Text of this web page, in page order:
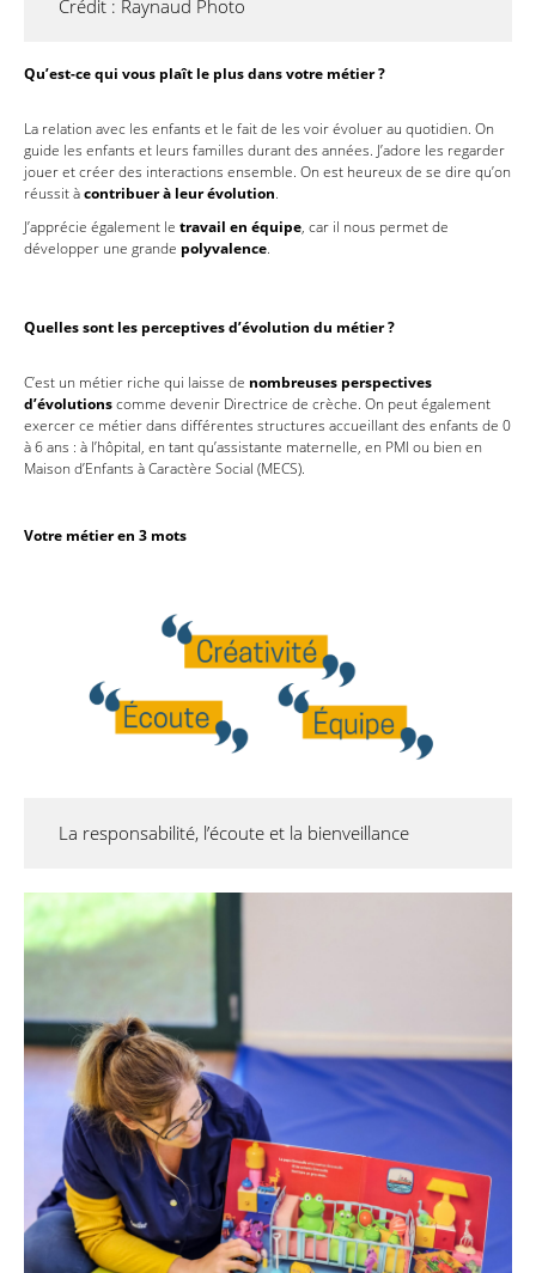
Crédit : Raynaud Photo
Qu’est-ce qui vous plaît le plus dans votre métier ?
La relation avec les enfants et le fait de les voir évoluer au quotidien. On
guide les enfants et leurs familles durant des années. J’adore les regarder
jouer et créer des interactions ensemble. On est heureux de se dire qu’on
réussit àcontribuer à leur évolution.
J’apprécie également le travail en équipe, car il nous permet de
développer une grande polyvalence.
Quelles sont les perceptives d’évolution du métier ?
C’est un métier riche qui laisse de nombreuses perspectives
d’évolutionscomme devenir Directrice de crèche. On peut également
exercer ce métier dans différentes structures accueillant des enfants de 0
à 6 ans : à l’hôpital, en tant qu’assistante maternelle, en PMI ou bien en
Maison d’Enfants à Caractère Social (MECS).
Votre métier en 3 mots
La responsabilité, l’écoute et la bienveillance